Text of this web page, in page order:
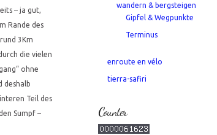
– ja gut,
Rande des
3Km
die vielen
ohne
deshalb
Teil des
Sumpf –
wandern & bergsteigen
Gipfel & Wegpunkte
Terminus
enroute en vélo
tierra-safiri
Counter